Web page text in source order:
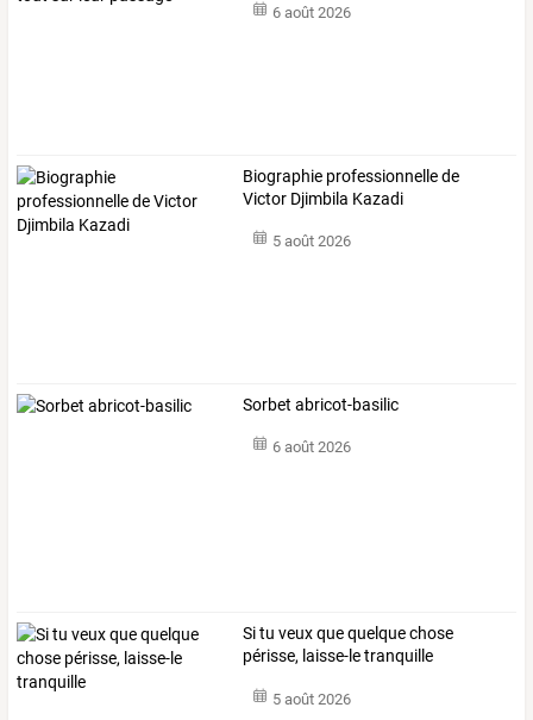
6 août 2026
Biographie professionnelle de
Victor Djimbila Kazadi
5 août 2026
Sorbet abricot-basilic
6 août 2026
Si tu veux que quelque chose
périsse, laisse-le tranquille
5 août 2026